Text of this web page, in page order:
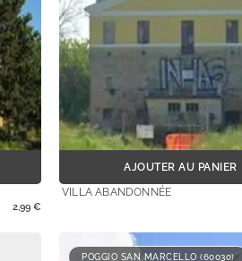
2,99 €
AJOUTER AU PANIER
VILLA ABANDONNÉE
POGGIO SAN MARCELLO (60030)